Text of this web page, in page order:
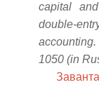
capital
double-
1050 (in